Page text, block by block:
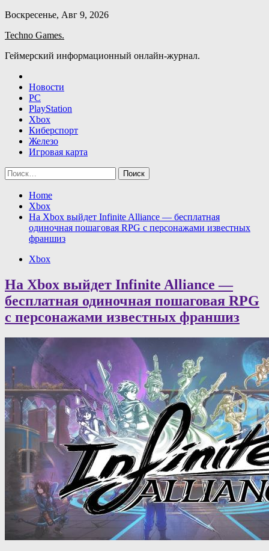
Skip
content
Воскресенье, Авг 9, 2026
Techno Games.
Геймерский информационный онлайн-журнал.
Новости
PC
PlayStation
Xbox
Киберспорт
Железо
Игровая карта
Найти:
Home
Xbox
На Xbox выйдет Infinite Alliance — бесплатная
одиночная пошаговая RPG с персонажами известных
франшиз
Xbox
На Xbox выйдет Infinite Alliance —
бесплатная одиночная пошаговая RPG
с персонажами известных франшиз